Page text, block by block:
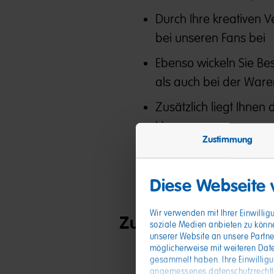
Zustimmung
Diese
Wir verwenden mit Ihrer
soziale Medien anbieten zu
unserer Website an unsere
möglicherweise mit weiteren
gesammelt haben. Ihre
angemessenes
Durch Ihre kreativen
bei unseren Fans bei
Ebenso wickeln Sie
als auch bei der
Zusätzlich liegt Ihnen
Herzen
Zutaten, die Sie
Routinierter Umgang